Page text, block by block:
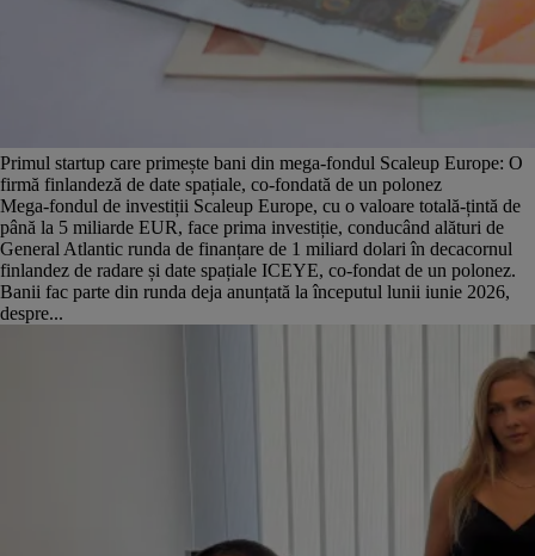
Primul startup care primește bani din mega-fondul Scaleup Europe: O
firmă finlandeză de date spațiale, co-fondată de un polonez
Mega-fondul de investiții Scaleup Europe, cu o valoare totală-țintă de
până la 5 miliarde EUR, face prima investiție, conducând alături de
General Atlantic runda de finanțare de 1 miliard dolari în decacornul
finlandez de radare și date spațiale ICEYE, co-fondat de un polonez.
Banii fac parte din runda deja anunțată la începutul lunii iunie 2026,
despre...